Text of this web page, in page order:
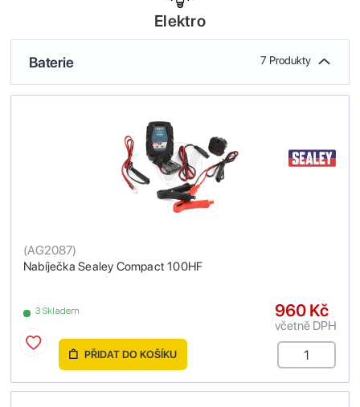
Elektro
Baterie 7 Produkty
Nabíječka Sealey Compact 100HF
(AG2087)
3 Skladem 960 Kč
včetně DPH
PŘIDAT DO KOŠÍKU